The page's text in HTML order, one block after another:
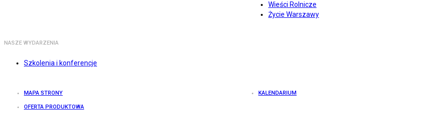
Wieści Rolnicze
Życie Warszawy
NASZE WYDARZENIA
Szkolenia i konferencje
MAPA STRONY KALENDARIUM
OFERTA PRODUKTOWA